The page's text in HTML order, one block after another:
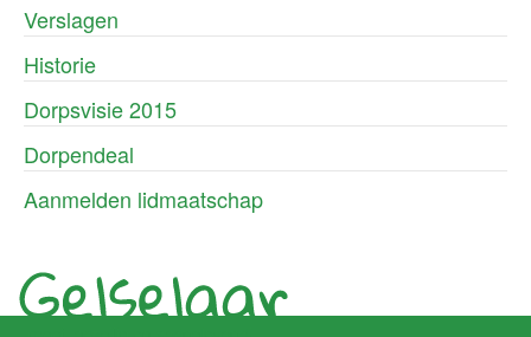
Verslagen
Historie
Dorpsvisie 2015
Dorpendeal
Aanmelden lidmaatschap